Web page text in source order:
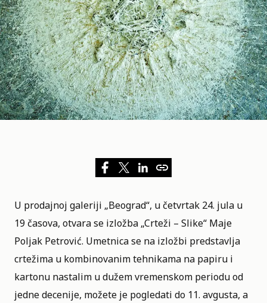
U prodajnoj galeriji „Beograd“, u četvrtak 24. jula u
19 časova, otvara se izložba „Crteži – Slike“ Maje
Poljak Petrović. Umetnica se na izložbi predstavlja
crtežima u kombinovanim tehnikama na papiru i
kartonu nastalim u dužem vremenskom periodu od
jedne decenije, možete je pogledati do 11. avgusta, a